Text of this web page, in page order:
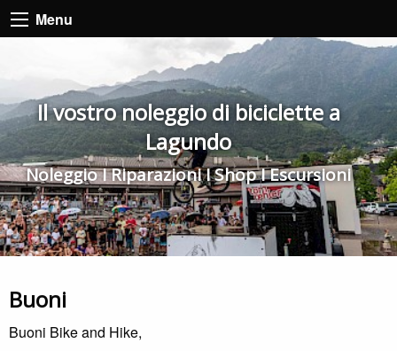
Menu
Il vostro noleggio di biciclette a
Lagundo
Noleggio I Riparazioni I Shop I Escursioni
Buoni
Buoni Bike and Hike,